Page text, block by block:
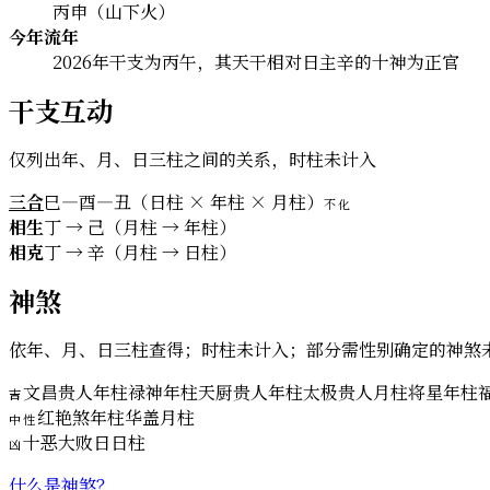
丙申（山下火）
今年流年
2026年干支为丙午，其天干相对日主辛的十神为正官
干支互动
仅列出年、月、日三柱之间的关系，时柱未计入
三合巳—酉—丑（日柱 × 年柱 × 月柱） 不化
相生丁 → 己（月柱 → 年柱）
相克丁 → 辛（月柱 → 日柱）
神煞
依年、月、日三柱查得；时柱未计入；部分需性别确定的神煞
吉文昌贵人年柱禄神年柱天厨贵人年柱太极贵人月柱将星年柱
中性红艳煞年柱华盖月柱
凶十恶大败日 日柱